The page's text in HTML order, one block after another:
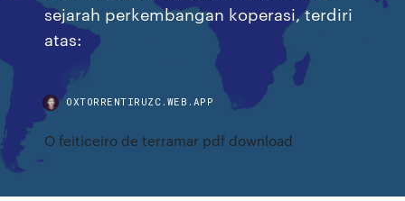
sejarah perkembangan koperasi, terdiri
atas:
OXTORRENTIRUZC.WEB.APP
O feiticeiro de terramar pdf download